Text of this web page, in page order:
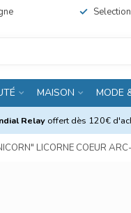
MAISON MODE
Relay offert dès 120€
LICORNE COEUR